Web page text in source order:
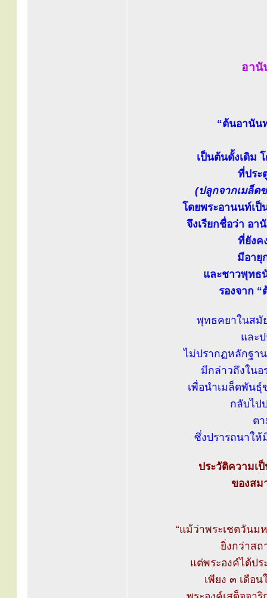
อานั
“ต้นอานัน
เป็นต้นดั้งเดิม
ที่ประ
(ปลูกจากเมล็ด
โดยพระอานนท์เ
จึงเรียกชื่อว่า อ
ที่ยังค
มีอายุ
และชาวพุทธ
รองจาก
พุทธคยาในสมั
และ
ไม่ปรากฏหลักฐา
มีกล่าวถึงในอ
เพื่อนำเมล็ดพันธุ์
กลับไป
ต
ซึ่งปรารถนาให้
ประวัติความเ
ของสม
“แม้ว่าพระเชตวันม
ยิ่งกว่าสถ
แต่พระองค์ได้ป
เพียง ๓ เดือ